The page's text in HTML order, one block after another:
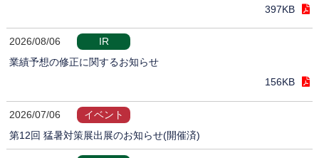
397KB
2026/08/06
IR
業績予想の修正に関するお知らせ
156KB
2026/07/06
イベント
第12回 猛暑対策展出展のお知らせ(開催済)